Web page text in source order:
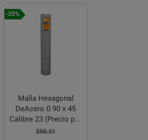
-20%
Malla Hexagonal
DeAcero 0.90 x 45
Calibre 23 (Precio por
metro)
$58.31